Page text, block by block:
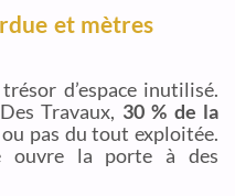
et mètres
d’espace inutilisé.
Travaux, 30 % de la
pas du tout exploitée.
ouvre la porte à des